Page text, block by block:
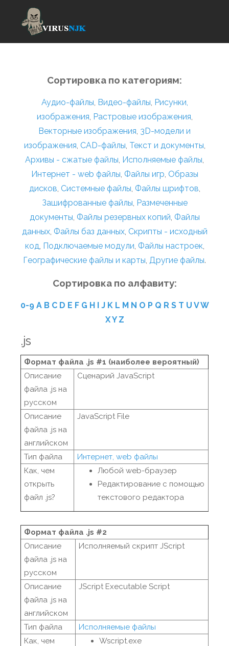
Сортировка по категориям:
Аудио-файлы, Видео-файлы, Рисунки,
изображения, Растровые изображения,
Векторные изображения, 3D-модели и
изображения, CAD-файлы, Текст и документы,
Архивы - сжатые файлы, Исполняемые файлы,
Интернет - web файлы, Файлы игр, Образы
дисков, Системные файлы, Файлы шрифтов,
Зашифрованные файлы, Размеченные
документы, Файлы резервных копий, Файлы
данных, Файлы баз данных, Скрипты - исходный
код, Подключаемые модули, Файлы настроек,
Географические файлы и карты, Другие файлы.
Сортировка по алфавиту:
0-9 A B C D E F G H I J K L M N O P Q R S T U VW
XY Z
.js
Формат файла .js #1 (наиболее вероятный)
Описание
файла .js на
русском
Сценарий JavaScript
Описание
файла .js на
английском
JavaScript File
Тип файла
Интернет, web файлы
Как, чем
открыть
файл .js?
Любой web-браузер
Редактирование с помощью
текстового редактора
Формат файла .js #2
Описание
файла .js на
русском
Исполняемый скрипт JScript
Описание
файла .js на
английском
JScript Executable Script
Тип файла
Исполняемые файлы
Как, чем
Wscript.exe